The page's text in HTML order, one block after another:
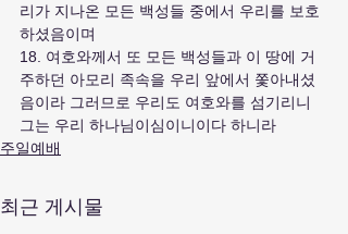
리가 지나온 모든 백성들 중에서 우리를 보호
하셨음이며
18. 여호와께서 또 모든 백성들과 이 땅에 거
주하던 아모리 족속을 우리 앞에서 쫓아내셨
음이라 그러므로 우리도 여호와를 섬기리니
그는 우리 하나님이심이니이다 하니라
주일예배
최근 게시물